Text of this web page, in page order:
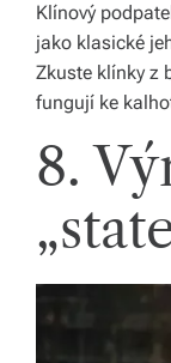
Klínový
jako klasické
Zkuste klínky z
fungují ke
8.